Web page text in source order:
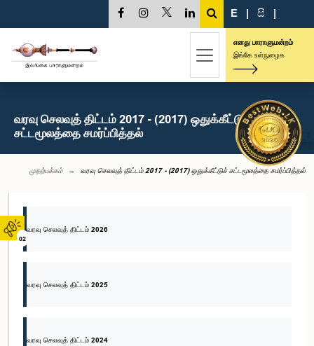
02
E | සි |
எனது பாராளுமன்றம்
இங்கே உள்நுழைக
வரவு செலவுத் திட்டம் 2017 - (2017) ஒதுக்கீட்டுச்
சட்டமூலத்தை சமர்ப்பித்தல்
முதற்பக்கம் வரவு செலவுத் திட்டம் 2017 - (2017) ஒதுக்கீட்டுச் சட்டமூலத்தை சமர்ப்பித்தல்
வரவு செலவுத் திட்டம் 2026
வரவு செலவுத் திட்டம் 2025
வரவு செலவுத் திட்டம் 2024